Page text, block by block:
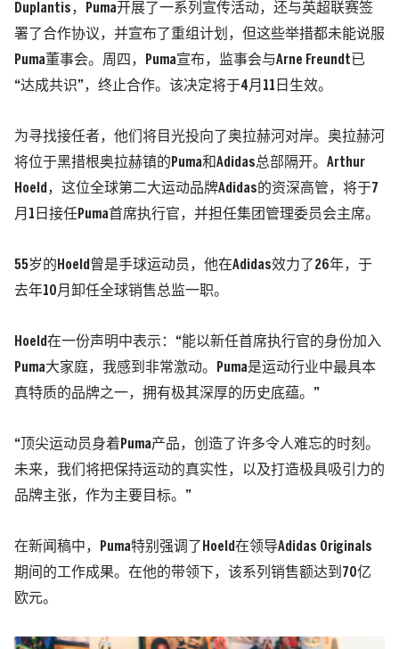
Duplantis，Puma开展了一系列宣传活动，还与英超联赛签
署了合作协议，并宣布了重组计划，但这些举措都未能说服
Puma董事会。周四，Puma宣布，监事会与Arne Freundt已
“达成共识”，终止合作。该决定将于4月11日生效。
为寻找接任者，他们将目光投向了奥拉赫河对岸。奥拉赫河
将位于黑措根奥拉赫镇的Puma和Adidas总部隔开。Arthur
Hoeld，这位全球第二大运动品牌Adidas的资深高管，将于7
月1日接任Puma首席执行官，并担任集团管理委员会主席。
55岁的Hoeld曾是手球运动员，他在Adidas效力了26年，于
去年10月卸任全球销售总监一职。
Hoeld在一份声明中表示：“能以新任首席执行官的身份加入
Puma大家庭，我感到非常激动。Puma是运动行业中最具本
真特质的品牌之一，拥有极其深厚的历史底蕴。”
“顶尖运动员身着Puma产品，创造了许多令人难忘的时刻。
未来，我们将把保持运动的真实性，以及打造极具吸引力的
品牌主张，作为主要目标。”
在新闻稿中，Puma特别强调了Hoeld在领导Adidas Originals
期间的工作成果。在他的带领下，该系列销售额达到70亿
欧元。